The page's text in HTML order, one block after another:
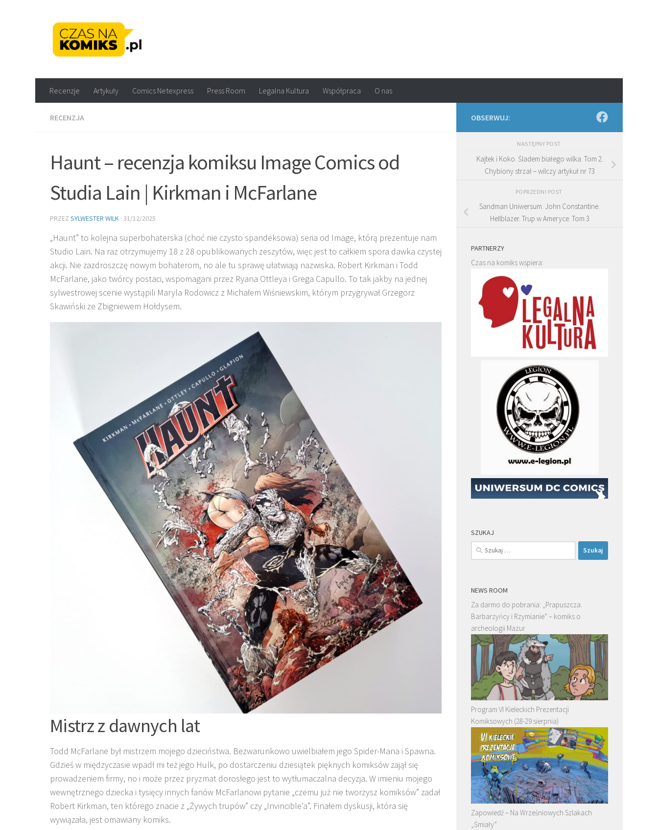
Recenzje Artykuły Comics Netexpress Press Room Legalna Kultura Współpraca O nas
RECENZJA
Haunt – recenzja komiksu Image Comics od
Studia Lain | Kirkman i McFarlane
PRZEZ SYLWESTER WILK · 31/12/2025
„Haunt” to kolejna superbohaterska (choć nie czysto spandeksowa) seria od Image, którą prezentuje nam
Studio Lain. Na raz otrzymujemy 18 z 28 opublikowanych zeszytów, więc jest to całkiem spora dawka czystej
akcji. Nie zazdroszczę nowym bohaterom, no ale tu sprawę ułatwiają nazwiska. Robert Kirkman i Todd
McFarlane, jako twórcy postaci, wspomagani przez Ryana Ottleya i Grega Capullo. To tak jakby na jednej
sylwestrowej scenie wystąpili Maryla Rodowicz z Michałem Wiśniewskim, którym przygrywał Grzegorz
Skawiński ze Zbigniewem Hołdysem.
Mistrz z dawnych lat
Todd McFarlane był mistrzem mojego dzieciństwa. Bezwarunkowo uwielbiałem jego Spider-Mana i Spawna.
Gdzieś w międzyczasie wpadł mi też jego Hulk, po dostarczeniu dziesiątek pięknych komiksów zajął się
prowadzeniem firmy, no i może przez pryzmat dorosłego jest to wytłumaczalna decyzja. W imieniu mojego
wewnętrznego dziecka i tysięcy innych fanów McFarlanowi pytanie „czemu już nie tworzysz komiksów” zadał
Robert Kirkman, ten którego znacie z „Żywych trupów” czy „Invincible’a”. Finałem dyskusji, która się
wywiązała, jest omawiany komiks.
OBSERWUJ:
NASTĘPNY POST
Kajtek i Koko. Śladem białego wilka. Tom 2.
Chybiony strzał – wilczy artykuł nr 73
POPRZEDNI POST
Sandman Uniwersum. John Constantine.
Hellblazer. Trup w Ameryce. Tom 3
PARTNERZY
Czas na komiks wspiera:
SZUKAJ
Szukaj:
NEWS ROOM
Za darmo do pobrania: „Prapuszcza.
Barbarzyńcy i Rzymianie” – komiks o
archeologii Mazur
Program VI Kieleckich Prezentacji
Komiksowych (28-29 sierpnia)
Zapowiedź – Na Wrześniowych Szlakach
„Śmiały”